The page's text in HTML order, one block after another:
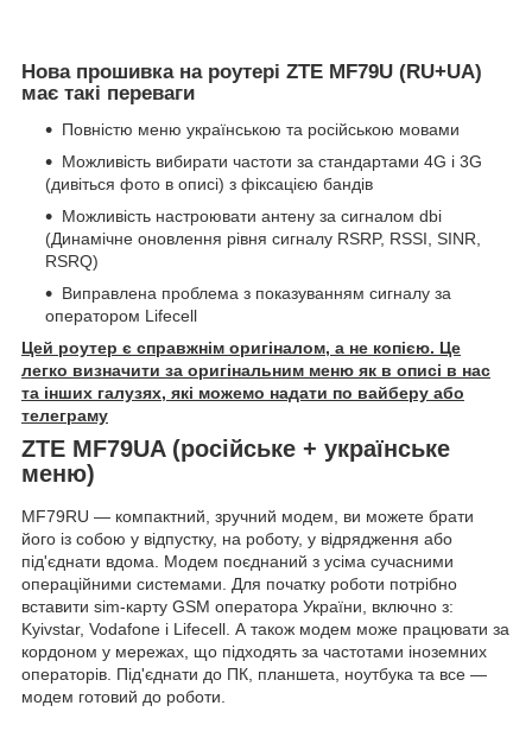
Нова прошивка на роутері ZTE MF79U (RU+UA)
має такі переваги
Повністю меню українською та російською мовами
Можливість вибирати частоти за стандартами 4G і 3G
(дивіться фото в описі) з фіксацією бандів
Можливість настроювати антену за сигналом dbi
(Динамічне оновлення рівня сигналу RSRP, RSSI, SINR,
RSRQ)
Виправлена проблема з показуванням сигналу за
оператором Lifecell
Цей роутер є справжнім оригіналом, а не копією. Це
легко визначити за оригінальним меню як в описі в нас
та інших галузях, які можемо надати по вайберу або
телеграму
ZTE MF79UA (російське + українське
меню)
MF79RU — компактний, зручний модем, ви можете брати
його із собою у відпустку, на роботу, у відрядження або
під'єднати вдома. Модем поєднаний з усіма сучасними
операційними системами. Для початку роботи потрібно
вставити sim-карту GSM оператора України, включно з:
Kyivstar, Vodafone і Lifecell. А також модем може працювати за
кордоном у мережах, що підходять за частотами іноземних
операторів. Під'єднати до ПК, планшета, ноутбука та все —
модем готовий до роботи.